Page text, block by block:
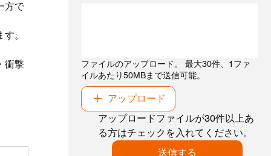
方で
。
衝撃
ファイルのアップロード。 最大30件、1ファ
イルあたり50MBまで送信可能。
アップロード
アップロードファイルが30件以上あ
る方はチェックを入れてください。
送信する